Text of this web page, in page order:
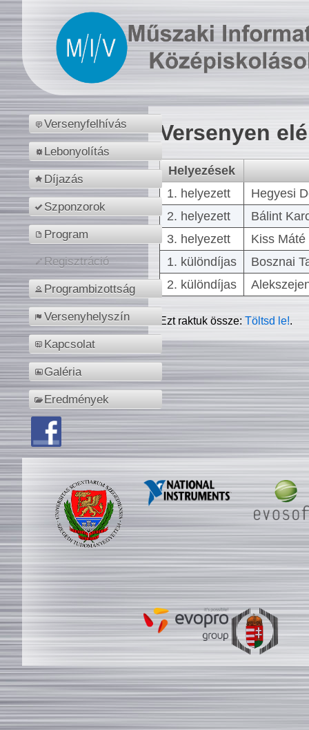
Versenyfelhívás
Lebonyolítás
Díjazás
Szponzorok
Program
Regisztráció
Programbizottság
Versenyhelyszín
Kapcsolat
Galéria
Eredmények
Versenyen
Helyezések
1. helyezett
Hegyesi
2. helyezett
Bálint
3. helyezett
Kiss
1. különdíjas
Bosznai
2. különdíjas
Ezt raktuk össze:Töltsd le!.